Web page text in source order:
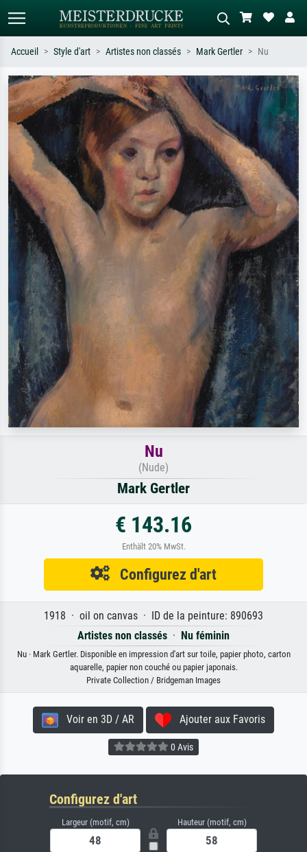
Recherche standard Recherche d'images IA
Recherchez par artiste, titre ou style –
ex. Monet, Nuit étoilée,
impressionnisme, vague de Hokusai,
nu.
Décrivez la scène – ex. prairie verte,
abstrait avec beaucoup de rouge,
tableau sombre, nu debout près d'un
arbre.
Accueil Style d'art Artistes non classés Mark Gertler Nu
Nu
(Nude)
Mark Gertler
€ 143.16
Enthält 20% MwSt.
Configurez d'art
1918 · oil on canvas · ID de la peinture: 890693
Artistes non classés · Nu féminin
Nu · Mark Gertler. Disponible en impression d'art sur toile, papier photo, carton
aquarelle, papier non couché ou papier japonais.
Private Collection / Bridgeman Images
Voir en 3D / AR Ajouter aux Favoris
0 Avis
Configurez d'art
Largeur (motif, cm) Hauteur (motif, cm)